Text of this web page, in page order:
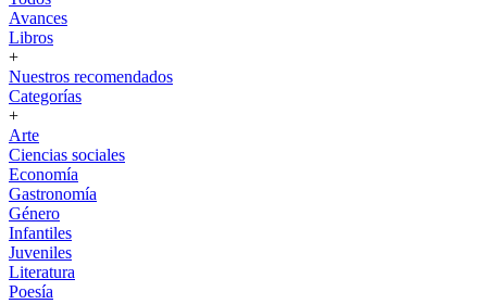
Avances
Libros
+
Nuestros recomendados
Categorías
+
Arte
Ciencias sociales
Economía
Gastronomía
Género
Infantiles
Juveniles
Literatura
Poesía